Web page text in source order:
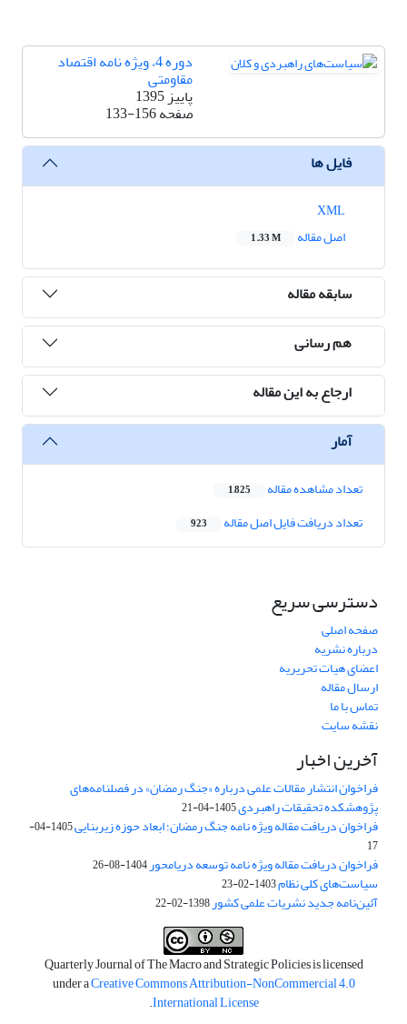
دوره 4، ویژه نامه اقتصاد
مقاومتی
پاییز 1395
صفحه133-156
فایل ها
اصل مقاله
1.33 M
سابقه مقاله
هم رسانی
ارجاع به این مقاله
آمار
تعداد مشاهده مقاله 1,825
تعداد دریافت فایل اصل مقاله 923
دسترسی سریع
صفحه اصلی
درباره نشریه
اعضای هیات تحریریه
ارسال مقاله
تماس با ما
نقشه سایت
آخرین اخبار
فراخوان انتشار مقالات علمی درباره «جنگ رمضان» در فصلنامه‌های
پژوهشکده تحقیقات راهبردی1405-04-21
فراخوان دریافت مقاله ویژه نامه جنگ رمضان؛ ابعاد حوزه زیربنایی
1405-04-
17
فراخوان دریافت مقاله ویژه نامه توسعه دریامحور1404-08-26
سیاست‌های کلی نظام1403-02-23
آئین‌نامه جدید نشریات علمی کشور1398-02-22
Quarterly Journal of The Macro and Strategic Policies is licensed
under aCreative Commons Attribution-NonCommercial 4.0
International License
.